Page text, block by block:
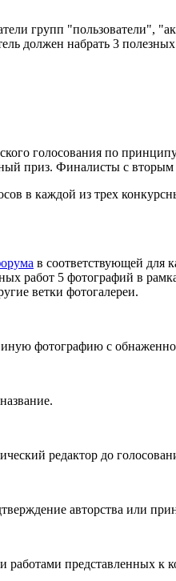
групп
должен набрать 3
голосования по
приз. Финалисты с вторым
в каждой из трех
в соответствующей для
работ 5 фотографий в
ветки фотогалереи.
фотографию с
редактор до
авторства или
работами представленных